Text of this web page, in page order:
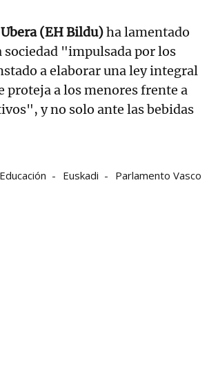
(EH Bildu)ha lamentado
sociedad "impulsada por los
a elaborar una ley integral
proteja a los menores frente a
y no solo ante las bebidas
Educación Euskadi Parlamento Vasco